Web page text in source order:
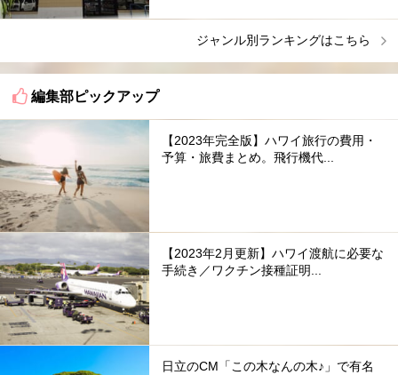
ジャンル別ランキングはこちら
編集部ピックアップ
【2023年完全版】ハワイ旅行の費用・
予算・旅費まとめ。飛行機代...
【2023年2月更新】ハワイ渡航に必要な
手続き／ワクチン接種証明...
日立のCM「この木なんの木♪」で有名